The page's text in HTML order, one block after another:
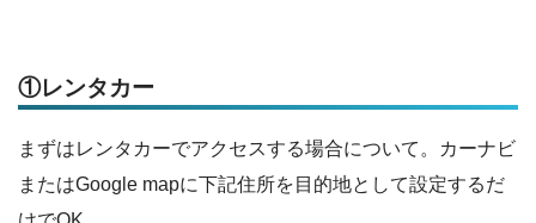
①レンタカー
まずはレンタカーでアクセスする場合について。カーナビ
またはGoogle mapに下記住所を目的地として設定するだ